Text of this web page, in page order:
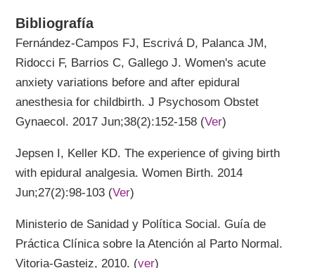
Bibliografía
Fernández-Campos FJ, Escrivá D, Palanca JM,
Ridocci F, Barrios C, Gallego J. Women's acute
anxiety variations before and after epidural
anesthesia for childbirth. J Psychosom Obstet
Gynaecol. 2017 Jun;38(2):152-158 (Ver)
Jepsen I, Keller KD. The experience of giving birth
with epidural analgesia. Women Birth. 2014
Jun;27(2):98-103 (Ver)
Ministerio de Sanidad y Política Social. Guía de
Práctica Clínica sobre la Atención al Parto Normal.
Vitoria-Gasteiz, 2010. (ver)